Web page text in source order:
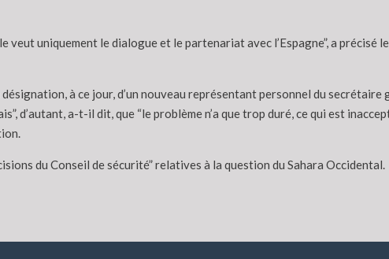
veut uniquement le dialogue et le partenariat avec l’Espagne”, a
à ce jour, d’un nouveau représentant personnel du secrétaire
d’autant, a-t-il dit, que “le problème n’a que trop duré, ce qui est
du Conseil de sécurité” relatives à la question du Sahara Occidental.